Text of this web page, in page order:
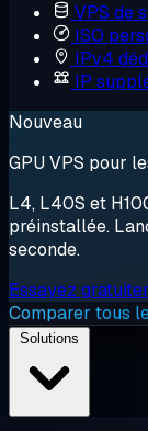
VPS de
ISO
IPv4
IP
Nouveau
GPU VPS pour
L4, L40S et
préinstallée.
seconde.
Essayez
Comparer tous